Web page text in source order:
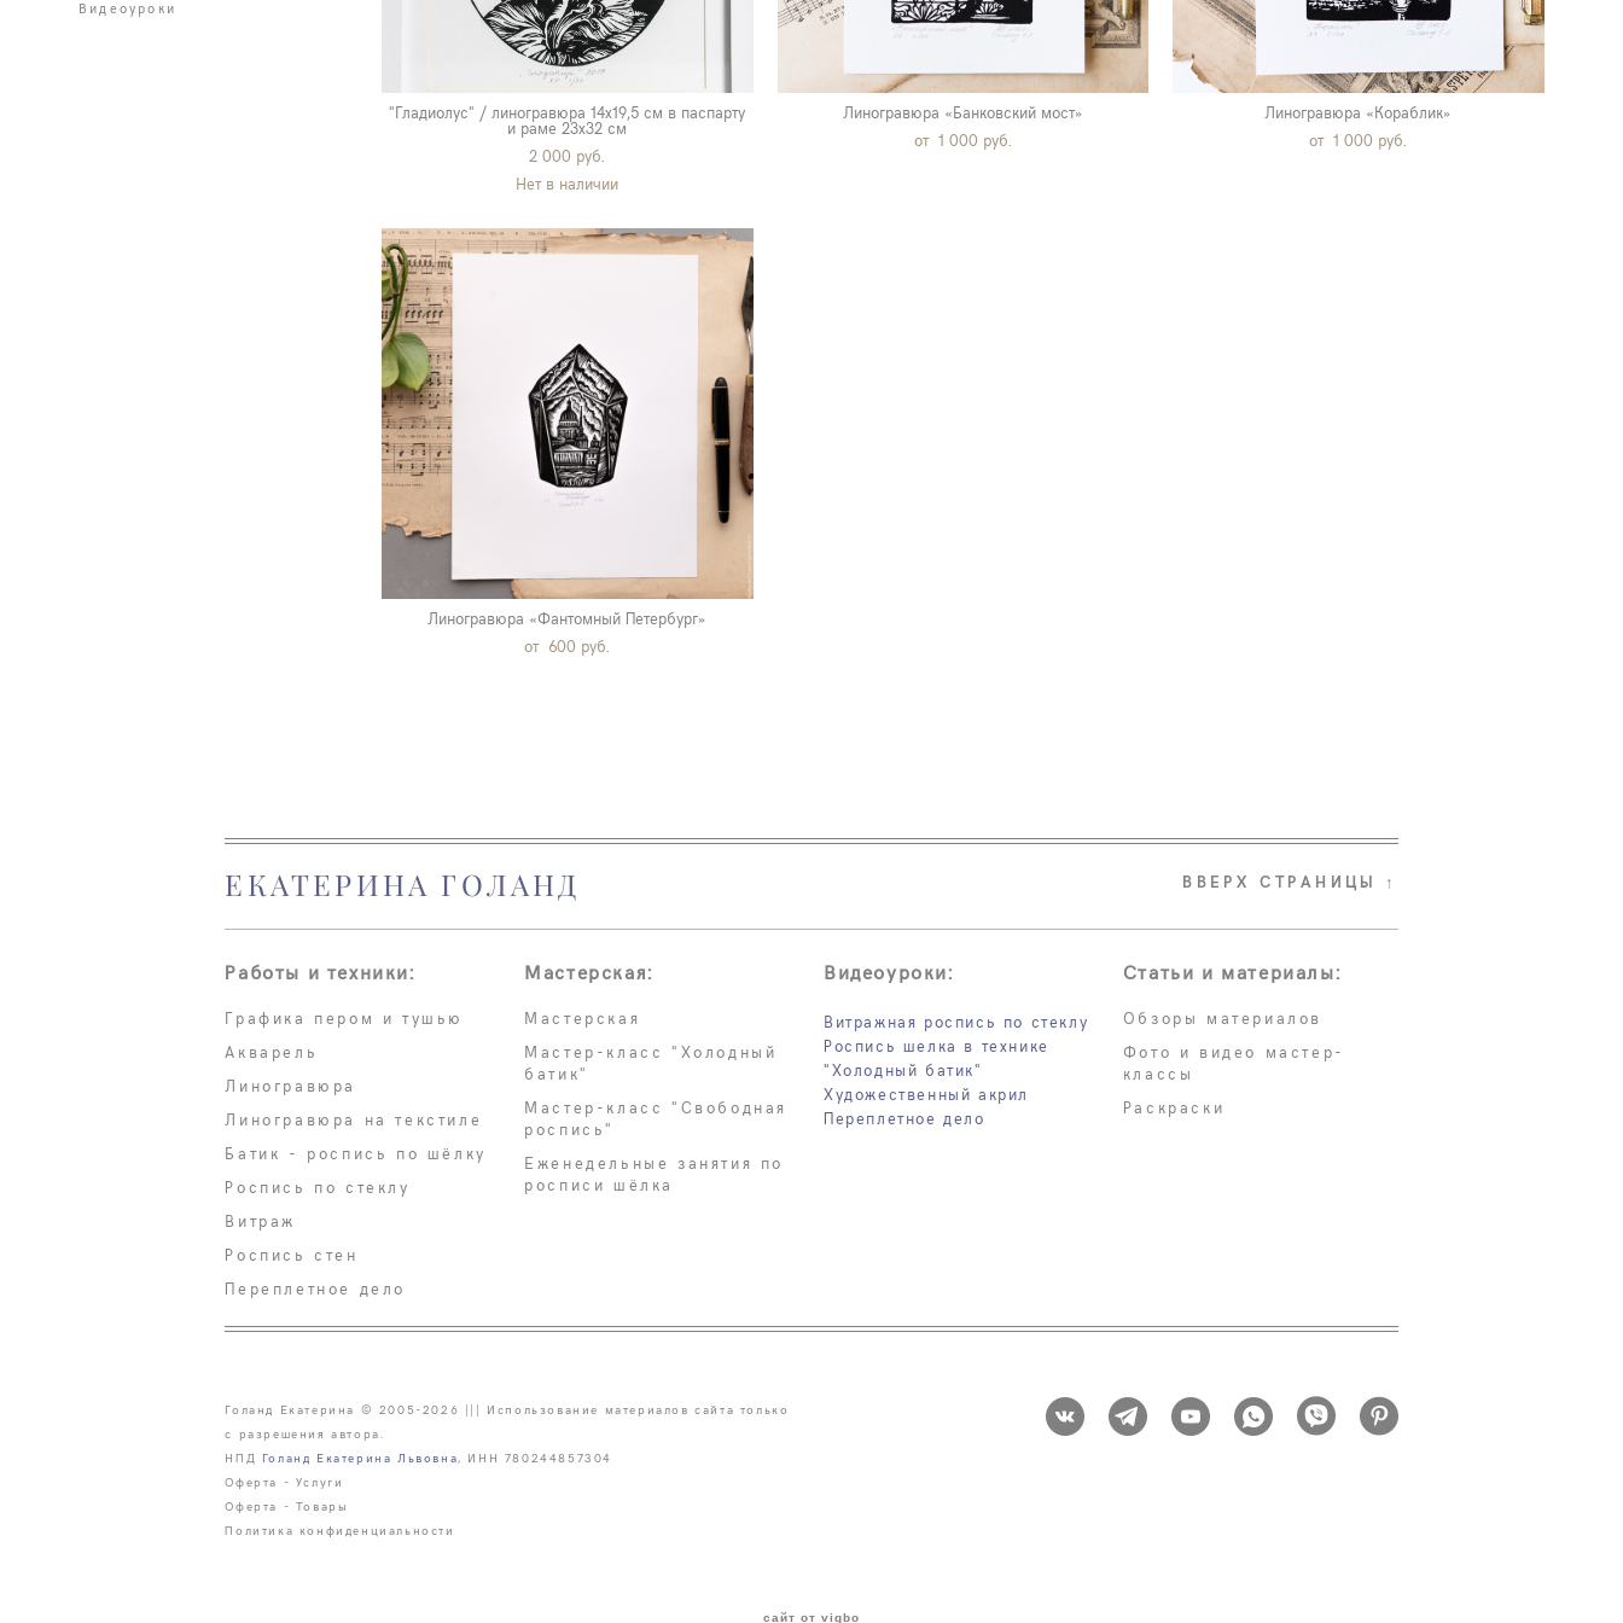
Видеоуроки
"Гладиолус" / линогравюра 14х19,5 см в паспарту
и раме 23х32 см
2 000 pуб.
Нет в наличии
Линогравюра «Банковский мост»
от 1 000 pуб.
Линогравюра «Кораблик»
от 1 000 pуб.
Линогравюра «Фантомный Петербург»
от 600 pуб.
ЕКАТЕРИНА ГОЛАНД ВВЕРХ СТРАНИЦЫ ↑
Работы и техники:
Графика пером и тушью
Акварель
Линогравюра
Линогравюра на текстиле
Батик - роспись по шёлку
Роспись по стеклу
Витраж
Роспись стен
Переплетное дело
Мастерская:
Мастерская
Мастер-класс "Холодный
батик"
Мастер-класс "Свободная
роспись"
Еженедельные занятия по
росписи шёлка
Видеоуроки:
Витражная роспись по стеклу
Роспись шелка в технике
"Холодный батик"
Художественный акрил
Переплетное дело
Статьи и материалы:
Обзоры материалов
Фото и видео мастер-
классы
Раскраски
Голанд Екатерина © 2005-2026 ||| Использование материалов сайта только
с разрешения автора.
НПД Голанд Екатерина Львовна, ИНН 780244857304
Оферта - Услуги
Оферта - Товары
Политика конфиденциальности
сайт от vigbo